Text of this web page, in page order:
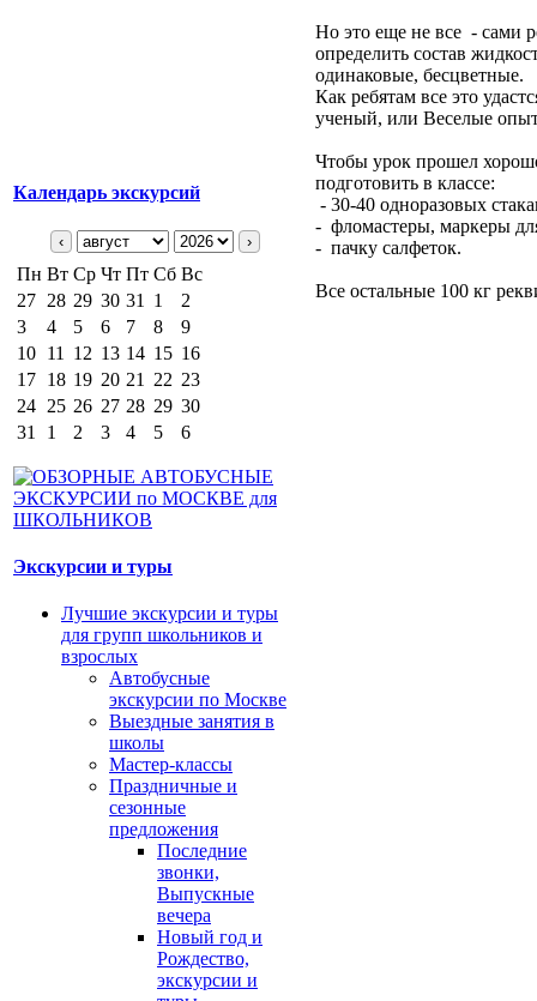
Календарь экскурсий
‹ ›
Пн Вт Ср Чт Пт Сб Вс
27 28 29 30 31 1
2
3
4 5 6 7 8
9
10 11 12 13 14 15 16
17 18 19 20 21 22 23
24 25 26 27 28 29 30
31
1 2 3 4 5 6
Экскурсии и туры
Лучшие экскурсии и туры
для групп школьников и
взрослых
Автобусные
экскурсии по Москве
Выездные занятия в
школы
Мастер-классы
Праздничные и
сезонные
предложения
Последние
звонки,
Выпускные
вечера
Новый год и
Рождество,
экскурсии и
Но это еще не все - сами
определить состав
одинаковые, бесцветные.
Как ребятам все это
ученый, или Веселые
Чтобы урок прошел
подготовить в классе:
- 30-40 одноразовых
- фломастеры, маркеры
- пачку салфеток.
Все остальные 100 кг